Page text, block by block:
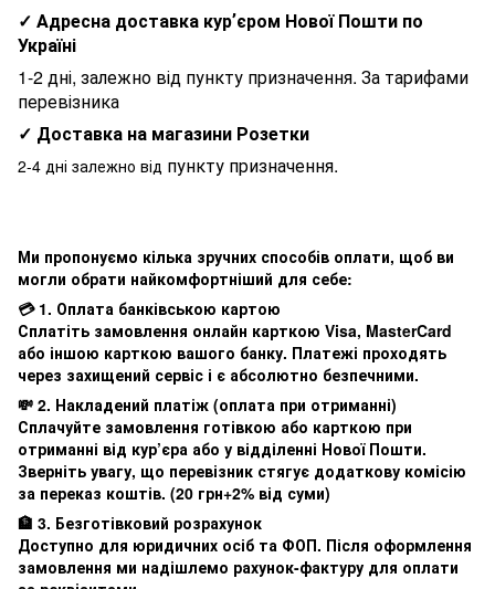
✓ Адресна доставка курʼєром Нової Пошти по
Україні
1-2 дні, залежно від пункту призначення. За тарифами
перевізника
✓ Доставка на магазини Розетки
2-4 дні залежно від пункту призначення.
Ми пропонуємо кілька зручних способів оплати, щоб ви
могли обрати найкомфортніший для себе:
💳 1. Оплата банківською картою
Сплатіть замовлення онлайн карткою Visa, MasterCard
або іншою карткою вашого банку. Платежі проходять
через захищений сервіс і є абсолютно безпечними.
💸 2. Накладений платіж (оплата при отриманні)
Сплачуйте замовлення готівкою або карткою при
отриманні від кур’єра або у відділенні Нової Пошти.
Зверніть увагу, що перевізник стягує додаткову комісію
за переказ коштів. (20 грн+2% від суми)
🏦 3. Безготівковий розрахунок
Доступно для юридичних осіб та ФОП. Після оформлення
замовлення ми надішлемо рахунок-фактуру для оплати